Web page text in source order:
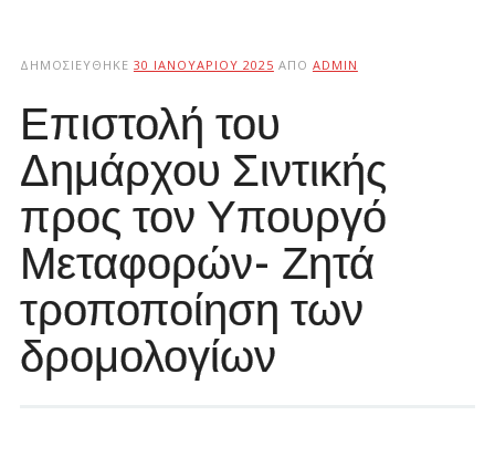
ΔΗΜΟΣΙΕΎΘΗΚΕ 30 ΙΑΝΟΥΑΡΊΟΥ 2025 ΑΠΌ ADMIN
Επιστολή του
Δημάρχου Σιντικής
προς τον Υπουργό
Μεταφορών- Ζητά
τροποποίηση των
δρομολογίων